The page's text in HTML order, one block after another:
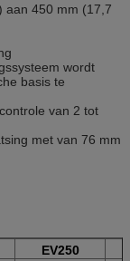
aan 450 mm (17,7
wordt
basis te
van 2 tot
met van 76 mm
EV250